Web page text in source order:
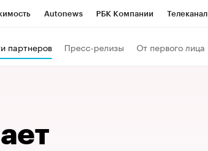
Autonews РБК Компании Телеканал
партнеров Пресс-релизы От первого лица